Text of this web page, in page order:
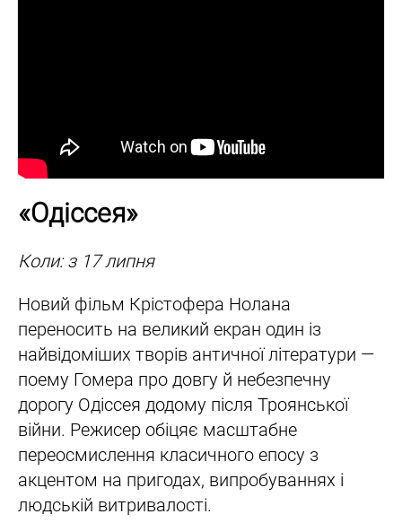
«Одіссея»
Коли: з 17 липня
Новий фільм Крістофера Нолана
переносить на великий екран один із
найвідоміших творів античної літератури —
поему Гомера про довгу й небезпечну
дорогу Одіссея додому після Троянської
війни. Режисер обіцяє масштабне
переосмислення класичного епосу з
акцентом на пригодах, випробуваннях і
людській витривалості.